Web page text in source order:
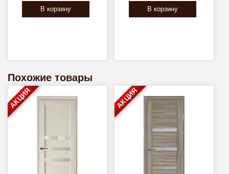
В корзину В корзину
Похожие товары
АКЦИЯ АКЦИЯ